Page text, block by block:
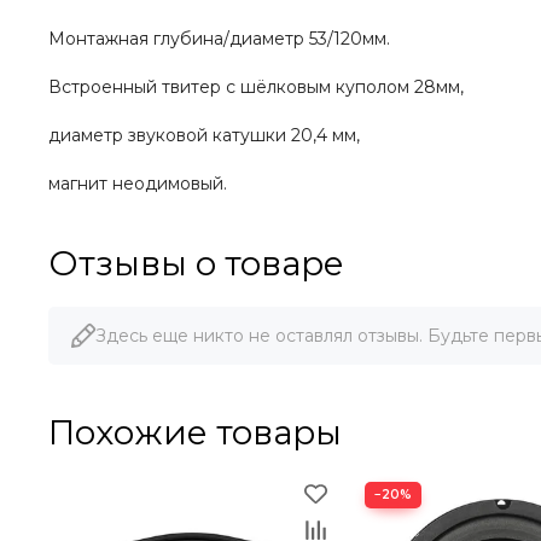
Монтажная глубина/диаметр 53/120мм.
Встроенный твитер с шёлковым куполом 28мм,
диаметр звуковой катушки 20,4 мм,
магнит неодимовый.
Отзывы о товаре
Здесь еще никто не оставлял отзывы. Будьте
Похожие товары
−20%